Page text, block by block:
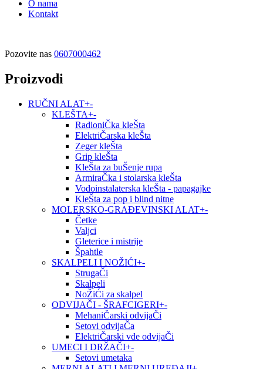
O nama
Kontakt
Pozovite nas 0607000462
Proizvodi
RUČNI ALAT+-
KLEŠTA+-
RadioniČka kleŠta
ElektriČarska kleŠta
Zeger kleŠta
Grip kleŠta
KleŠta za buŠenje rupa
ArmiraČka i stolarska kleŠta
Vodoinstalaterska kleŠta - papagajke
KleŠta za pop i blind nitne
MOLERSKO-GRAĐEVINSKI ALAT+-
Četke
Valjci
Gleterice i mistrije
Špahtle
SKALPELI I NOŽIĆI+-
StrugaČi
Skalpeli
NoŽiĆi za skalpel
ODVIJAČI - ŠRAFCIGERI+-
MehaniČarski odvijaČi
Setovi odvijaČa
ElektriČarski vde odvijaČi
UMECI I DRŽAČI+-
Setovi umetaka